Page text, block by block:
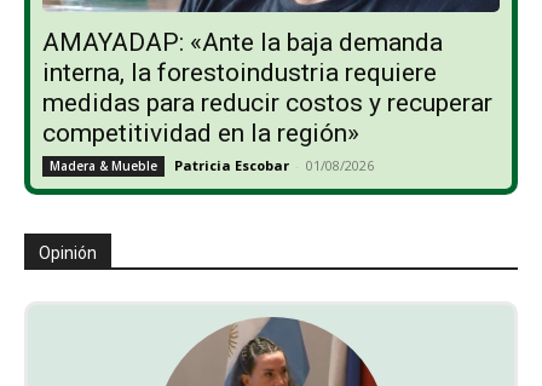
AMAYADAP: «Ante la baja demanda
interna, la forestoindustria requiere
medidas para reducir costos y recuperar
competitividad en la región»
Madera & Mueble Patricia Escobar - 01/08/2026
Opinión